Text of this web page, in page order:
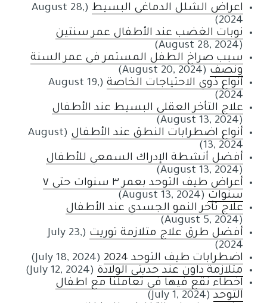
اعراض الشلل الدماغي البسيط
(August 28,
2024)
نوبات الغضب عند الأطفال عمر سنتين
(August 28, 2024)
سبب صراخ الطفل المستمر في عمر السنة
ونصف (August 20, 2024)
أنواع ذوي الاحتياجات الخاصة
(August 19,
2024)
علاج التأخر العقلي البسيط عند الأطفال
(August 13, 2024)
أنواع اضطرابات النطق عند الأطفال
(August
13, 2024)
أفضل أنشطة الإدراك السمعي للأطفال
(August 13, 2024)
أعراض طيف التوحد بعمر ٣ سنوات حتى ٧
سنوات (August 13, 2024)
علاج تأخر النمو الجسدي عند الأطفال
(August 5, 2024)
أفضل طرق علاج متلازمة توريت
(July 23,
2024)
اضطرابات طيف التوحد 2024
(July 18, 2024)
متلازمة داون عند حديثي الولادة (July 12, 2024)
اخطاء نقع فيها في تعاملنا مع اطفال
التوحد (July 1, 2024)